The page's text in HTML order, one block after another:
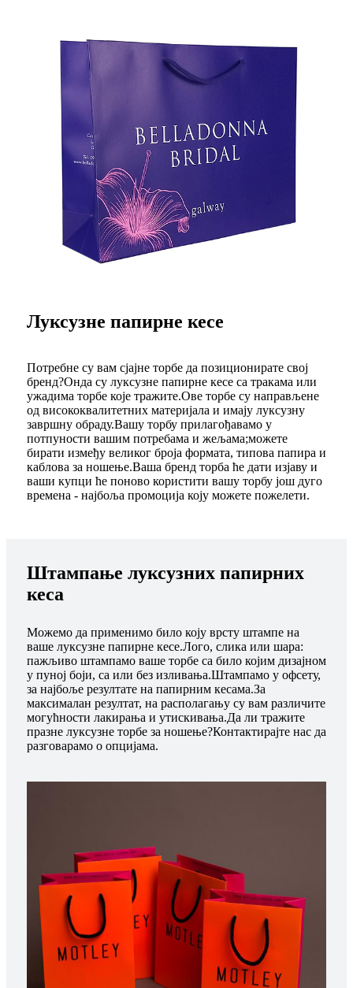
Луксузне папирне кесе
Потребне су вам сјајне торбе да позиционирате свој
бренд?Онда су луксузне папирне кесе са тракама или
ужадима торбе које тражите.Ове торбе су направљене
од висококвалитетних материјала и имају луксузну
завршну обраду.Вашу торбу прилагођавамо у
потпуности вашим потребама и жељама;можете
бирати између великог броја формата, типова папира и
каблова за ношење.Ваша бренд торба ће дати изјаву и
ваши купци ће поново користити вашу торбу још дуго
времена - најбоља промоција коју можете пожелети.
Штампање луксузних папирних
кеса
Можемо да применимо било коју врсту штампе на
ваше луксузне папирне кесе.Лого, слика или шара:
пажљиво штампамо ваше торбе са било којим дизајном
у пуној боји, са или без изливања.Штампамо у офсету,
за најбоље резултате на папирним кесама.За
максималан резултат, на располагању су вам различите
могућности лакирања и утискивања.Да ли тражите
празне луксузне торбе за ношење?Контактирајте нас да
разговарамо о опцијама.